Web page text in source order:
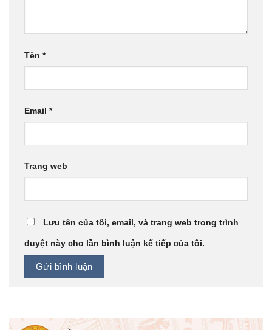
Tên *
Email *
Trang web
Lưu tên của tôi, email, và trang web trong trình
duyệt này cho lần bình luận kế tiếp của tôi.